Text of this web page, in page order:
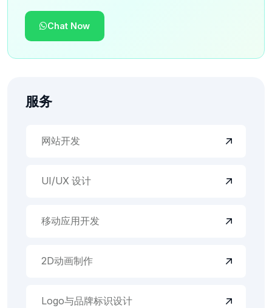
Chat Now
服务
网站开发
UI/UX 设计
移动应用开发
2D动画制作
Logo与品牌标识设计